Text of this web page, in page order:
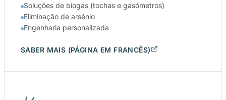
Soluções de biogás (tochas e gasómetros)
Eliminação de arsénio
Engenharia personalizada
SABER MAIS (PÁGINA EM FRANCÊS)